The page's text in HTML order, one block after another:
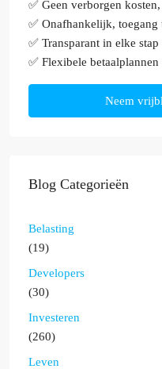
✅ Geen verborgen
✅ Onafhankelijk, toegang
✅ Transparant in elke
✅ Flexibele
Neem
Blog Categorieën
Belasting
(19)
Developers
(30)
Investeren
(260)
Leven